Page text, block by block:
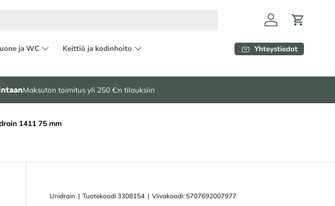
KirjauduOstoskori
ja WC
Keittiö ja kodinhoito
Yhteystiedot
Maksuton toimitus yli 250 €:n tilauksiin
1411 75 mm
Unidrain |Tuotekoodi 3308154 |Viivakoodi: 5707692007977